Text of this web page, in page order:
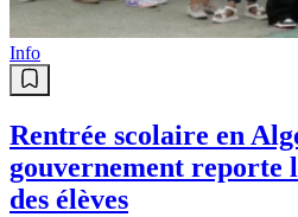
Info
Rentrée scolaire en
gouvernement reporte
des élèves